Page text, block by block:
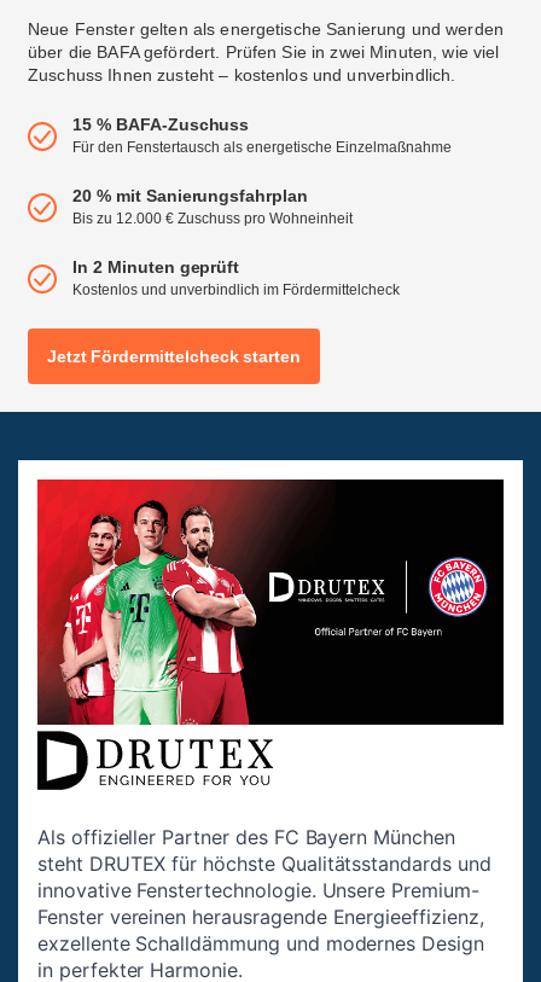
Neue Fenster gelten als energetische Sanierung und werden
über die BAFA gefördert. Prüfen Sie in zwei Minuten, wie viel
Zuschuss Ihnen zusteht – kostenlos und unverbindlich.
15 % BAFA-Zuschuss
Für den Fenstertausch als energetische Einzelmaßnahme
20 % mit Sanierungsfahrplan
Bis zu 12.000 € Zuschuss pro Wohneinheit
In 2 Minuten geprüft
Kostenlos und unverbindlich im Fördermittelcheck
Jetzt Fördermittelcheck starten
Als offizieller Partner des FC Bayern München
steht DRUTEX für höchste Qualitätsstandards und
innovative Fenstertechnologie. Unsere Premium-
Fenster vereinen herausragende Energieeffizienz,
exzellente Schalldämmung und modernes Design
in perfekter Harmonie.